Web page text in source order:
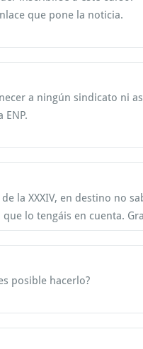
que pone la noticia.
a ningún sindicato ni
ENP.
la XXXIV, en destino no
lo tengáis en cuenta.
posible hacerlo?